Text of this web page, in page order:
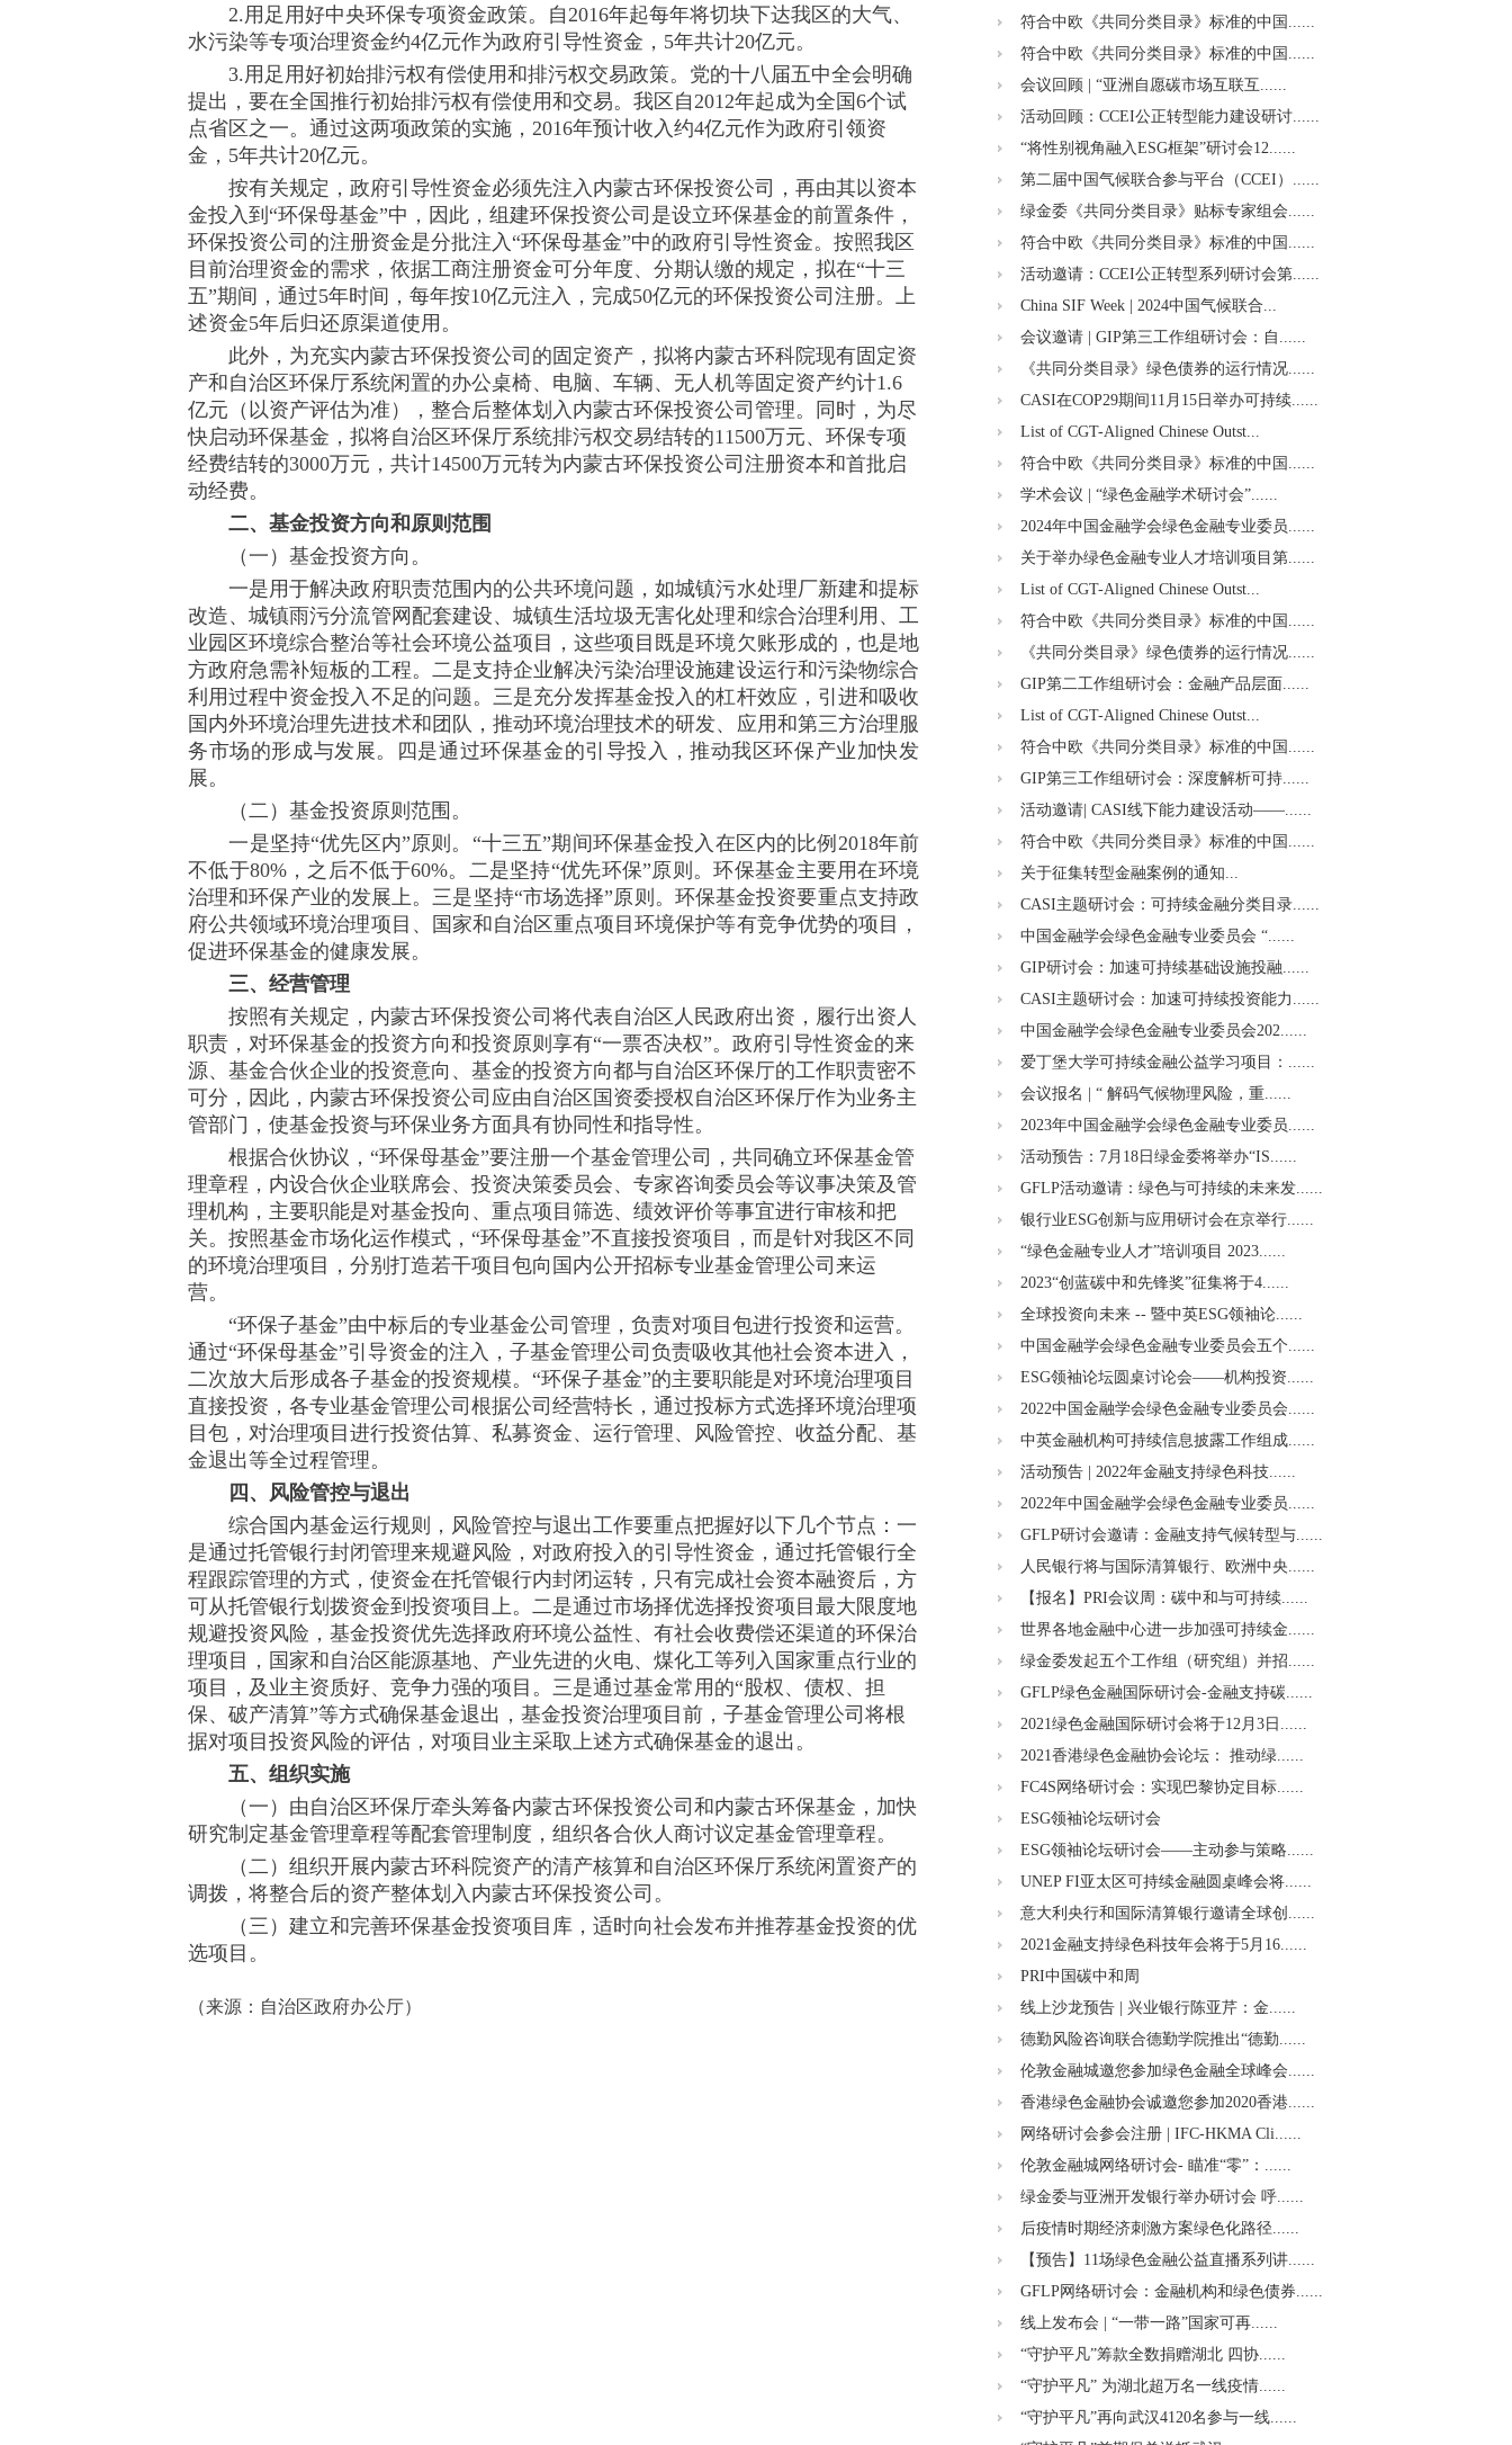
2.用足用好中央环保专项资金政策。自2016年起每年将切块下达我区的大气、
水污染等专项治理资金约4亿元作为政府引导性资金，5年共计20亿元。
3.用足用好初始排污权有偿使用和排污权交易政策。党的十八届五中全会明确
提出，要在全国推行初始排污权有偿使用和交易。我区自2012年起成为全国6个试
点省区之一。通过这两项政策的实施，2016年预计收入约4亿元作为政府引领资
金，5年共计20亿元。
按有关规定，政府引导性资金必须先注入内蒙古环保投资公司，再由其以资本
金投入到“环保母基金”中，因此，组建环保投资公司是设立环保基金的前置条件，
环保投资公司的注册资金是分批注入“环保母基金”中的政府引导性资金。按照我区
目前治理资金的需求，依据工商注册资金可分年度、分期认缴的规定，拟在“十三
五”期间，通过5年时间，每年按10亿元注入，完成50亿元的环保投资公司注册。上
述资金5年后归还原渠道使用。
此外，为充实内蒙古环保投资公司的固定资产，拟将内蒙古环科院现有固定资
产和自治区环保厅系统闲置的办公桌椅、电脑、车辆、无人机等固定资产约计1.6
亿元（以资产评估为准），整合后整体划入内蒙古环保投资公司管理。同时，为尽
快启动环保基金，拟将自治区环保厅系统排污权交易结转的11500万元、环保专项
经费结转的3000万元，共计14500万元转为内蒙古环保投资公司注册资本和首批启
动经费。
二、基金投资方向和原则范围
（一）基金投资方向。
一是用于解决政府职责范围内的公共环境问题，如城镇污水处理厂新建和提标
改造、城镇雨污分流管网配套建设、城镇生活垃圾无害化处理和综合治理利用、工
业园区环境综合整治等社会环境公益项目，这些项目既是环境欠账形成的，也是地
方政府急需补短板的工程。二是支持企业解决污染治理设施建设运行和污染物综合
利用过程中资金投入不足的问题。三是充分发挥基金投入的杠杆效应，引进和吸收
国内外环境治理先进技术和团队，推动环境治理技术的研发、应用和第三方治理服
务市场的形成与发展。四是通过环保基金的引导投入，推动我区环保产业加快发
展。
（二）基金投资原则范围。
一是坚持“优先区内”原则。“十三五”期间环保基金投入在区内的比例2018年前
不低于80%，之后不低于60%。二是坚持“优先环保”原则。环保基金主要用在环境
治理和环保产业的发展上。三是坚持“市场选择”原则。环保基金投资要重点支持政
府公共领域环境治理项目、国家和自治区重点项目环境保护等有竞争优势的项目，
促进环保基金的健康发展。
三、经营管理
按照有关规定，内蒙古环保投资公司将代表自治区人民政府出资，履行出资人
职责，对环保基金的投资方向和投资原则享有“一票否决权”。政府引导性资金的来
源、基金合伙企业的投资意向、基金的投资方向都与自治区环保厅的工作职责密不
可分，因此，内蒙古环保投资公司应由自治区国资委授权自治区环保厅作为业务主
管部门，使基金投资与环保业务方面具有协同性和指导性。
根据合伙协议，“环保母基金”要注册一个基金管理公司，共同确立环保基金管
理章程，内设合伙企业联席会、投资决策委员会、专家咨询委员会等议事决策及管
理机构，主要职能是对基金投向、重点项目筛选、绩效评价等事宜进行审核和把
关。按照基金市场化运作模式，“环保母基金”不直接投资项目，而是针对我区不同
的环境治理项目，分别打造若干项目包向国内公开招标专业基金管理公司来运
营。
“环保子基金”由中标后的专业基金公司管理，负责对项目包进行投资和运营。
通过“环保母基金”引导资金的注入，子基金管理公司负责吸收其他社会资本进入，
二次放大后形成各子基金的投资规模。“环保子基金”的主要职能是对环境治理项目
直接投资，各专业基金管理公司根据公司经营特长，通过投标方式选择环境治理项
目包，对治理项目进行投资估算、私募资金、运行管理、风险管控、收益分配、基
金退出等全过程管理。
四、风险管控与退出
综合国内基金运行规则，风险管控与退出工作要重点把握好以下几个节点：一
是通过托管银行封闭管理来规避风险，对政府投入的引导性资金，通过托管银行全
程跟踪管理的方式，使资金在托管银行内封闭运转，只有完成社会资本融资后，方
可从托管银行划拨资金到投资项目上。二是通过市场择优选择投资项目最大限度地
规避投资风险，基金投资优先选择政府环境公益性、有社会收费偿还渠道的环保治
理项目，国家和自治区能源基地、产业先进的火电、煤化工等列入国家重点行业的
项目，及业主资质好、竞争力强的项目。三是通过基金常用的“股权、债权、担
保、破产清算”等方式确保基金退出，基金投资治理项目前，子基金管理公司将根
据对项目投资风险的评估，对项目业主采取上述方式确保基金的退出。
五、组织实施
（一）由自治区环保厅牵头筹备内蒙古环保投资公司和内蒙古环保基金，加快
研究制定基金管理章程等配套管理制度，组织各合伙人商讨议定基金管理章程。
（二）组织开展内蒙古环科院资产的清产核算和自治区环保厅系统闲置资产的
调拨，将整合后的资产整体划入内蒙古环保投资公司。
（三）建立和完善环保基金投资项目库，适时向社会发布并推荐基金投资的优
选项目。
（来源：自治区政府办公厅）
符合中欧《共同分类目录》标准的中国......
符合中欧《共同分类目录》标准的中国......
会议回顾 | “亚洲自愿碳市场互联互......
活动回顾：CCEI公正转型能力建设研讨......
“将性别视角融入ESG框架”研讨会12......
第二届中国气候联合参与平台（CCEI）......
绿金委《共同分类目录》贴标专家组会......
符合中欧《共同分类目录》标准的中国......
活动邀请：CCEI公正转型系列研讨会第......
China SIF Week | 2024中国气候联合...
会议邀请 | GIP第三工作组研讨会：自......
《共同分类目录》绿色债券的运行情况......
CASI在COP29期间11月15日举办可持续......
List of CGT-Aligned Chinese Outst...
符合中欧《共同分类目录》标准的中国......
学术会议 | “绿色金融学术研讨会”......
2024年中国金融学会绿色金融专业委员......
关于举办绿色金融专业人才培训项目第......
List of CGT-Aligned Chinese Outst...
符合中欧《共同分类目录》标准的中国......
《共同分类目录》绿色债券的运行情况......
GIP第二工作组研讨会：金融产品层面......
List of CGT-Aligned Chinese Outst...
符合中欧《共同分类目录》标准的中国......
GIP第三工作组研讨会：深度解析可持......
活动邀请| CASI线下能力建设活动——......
符合中欧《共同分类目录》标准的中国......
关于征集转型金融案例的通知...
CASI主题研讨会：可持续金融分类目录......
中国金融学会绿色金融专业委员会 “......
GIP研讨会：加速可持续基础设施投融......
CASI主题研讨会：加速可持续投资能力......
中国金融学会绿色金融专业委员会202......
爱丁堡大学可持续金融公益学习项目：......
会议报名 | “ 解码气候物理风险，重......
2023年中国金融学会绿色金融专业委员......
活动预告：7月18日绿金委将举办“IS......
GFLP活动邀请：绿色与可持续的未来发......
银行业ESG创新与应用研讨会在京举行......
“绿色金融专业人才”培训项目 2023......
2023“创蓝碳中和先锋奖”征集将于4......
全球投资向未来 -- 暨中英ESG领袖论......
中国金融学会绿色金融专业委员会五个......
ESG领袖论坛圆桌讨论会——机构投资......
2022中国金融学会绿色金融专业委员会......
中英金融机构可持续信息披露工作组成......
活动预告 | 2022年金融支持绿色科技......
2022年中国金融学会绿色金融专业委员......
GFLP研讨会邀请：金融支持气候转型与......
人民银行将与国际清算银行、欧洲中央......
【报名】PRI会议周：碳中和与可持续......
世界各地金融中心进一步加强可持续金......
绿金委发起五个工作组（研究组）并招......
GFLP绿色金融国际研讨会-金融支持碳......
2021绿色金融国际研讨会将于12月3日......
2021香港绿色金融协会论坛： 推动绿......
​FC4S网络研讨会：实现巴黎协定目标......
ESG领袖论坛研讨会
ESG领袖论坛研讨会——主动参与策略......
UNEP FI亚太区可持续金融圆桌峰会将......
意大利央行和国际清算银行邀请全球创......
2021金融支持绿色科技年会将于5月16......
PRI中国碳中和周
线上沙龙预告 | 兴业银行陈亚芹：金......
德勤风险咨询联合德勤学院推出“德勤......
伦敦金融城邀您参加绿色金融全球峰会......
香港绿色金融协会诚邀您参加2020香港......
网络研讨会参会注册 | IFC-HKMA Cli......
伦敦金融城网络研讨会- 瞄准“零”：......
绿金委与亚洲开发银行举办研讨会 呼......
后疫情时期经济刺激方案绿色化路径......
【预告】11场绿色金融公益直播系列讲......
GFLP网络研讨会：金融机构和绿色债券......
线上发布会 | “一带一路”国家可再......
“守护平凡”筹款全数捐赠湖北 四协......
“守护平凡” 为湖北超万名一线疫情......
“守护平凡”再向武汉4120名参与一线......